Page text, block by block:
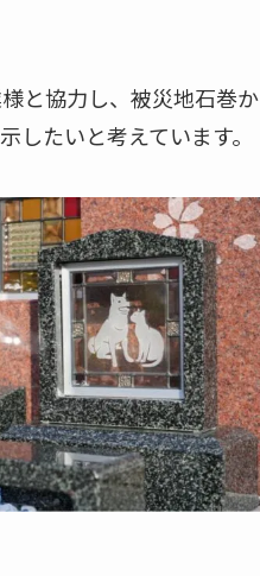
と協力し、被災地石巻か
たいと考えています。